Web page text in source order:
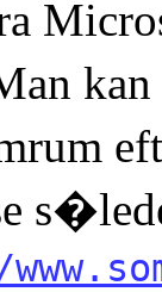
kan